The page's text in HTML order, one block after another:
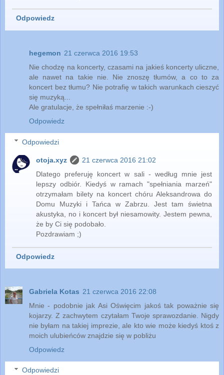
Odpowiedz
hegemon 21 czerwca 2016 19:53
Nie chodzę na koncerty, czasami na jakieś koncerty uliczne,
ale nawet na takie nie. Nie znoszę tłumów, a co to za
koncert bez tłumu? Nie potrafię w takich warunkach cieszyć
się muzyką...
Ale gratulacje, że spełniłaś marzenie :-)
Odpowiedz
Odpowiedzi
otoja.xyz
21 czerwca 2016 21:02
Dlatego preferuję koncert w sali - według mnie jest
lepszy odbiór. Kiedyś w ramach "spełniania marzeń"
otrzymałam bilety na koncert chóru Aleksandrowa do
Domu Muzyki i Tańca w Zabrzu. Jest tam świetna
akustyka, no i koncert był niesamowity. Jestem pewna,
że by Ci się podobało.
Pozdrawiam ;)
Odpowiedz
Gabriela Kotas 21 czerwca 2016 22:08
Mnie - podobnie jak Asi Oświęcim jakoś tak poważnie się
kojarzy. Z zachwytem czytałam Twoje sprawozdanie. Nigdy
nie byłam na takiej imprezie, ale kto wie może kiedyś ktoś z
moich ulubieńców znajdzie się w pobliżu
Odpowiedz
Odpowiedzi